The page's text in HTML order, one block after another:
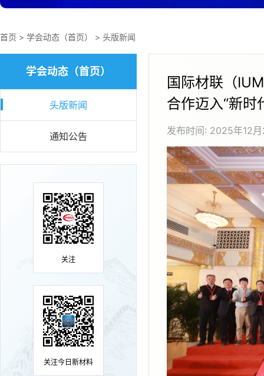
首页 > 学会动态（首页） > 头版新闻
学会动态（首页）
头版新闻
通知公告
关注
关注今日新材料
国际材联（
合作迈入“新时
发布时间: 2025年12